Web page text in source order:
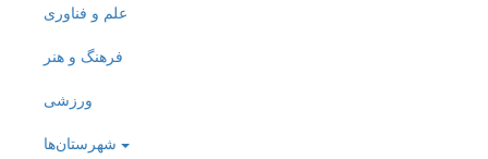
علم و فناوری
فرهنگ و هنر
ورزشی